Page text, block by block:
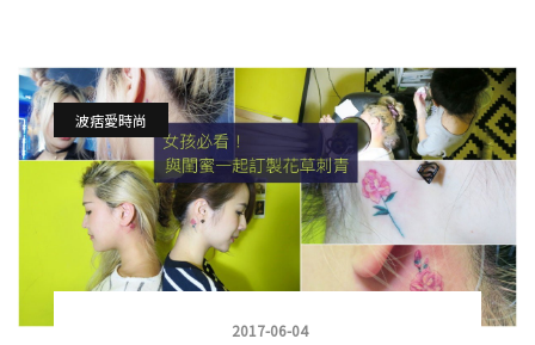
波痞愛時尚
2017-06-04